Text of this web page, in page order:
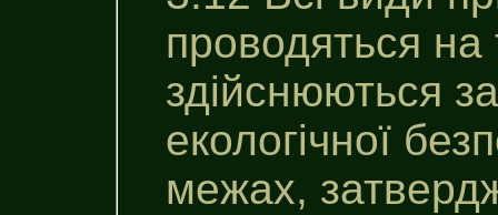
проводяться на
здійснюються
екологічної
межах,